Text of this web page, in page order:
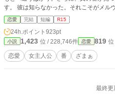
す。 彼は知らなかった。それこそがメルヴィの望みだということを――。 ※ 8/
4 誤字修正しました。 ※ なろうにも投稿
恋愛 完結 短編 R15
24h.ポイント 923pt
小説 1,423 位 / 228,746件 恋愛 819
恋愛 女主人公 番 ざまぁ
最終更